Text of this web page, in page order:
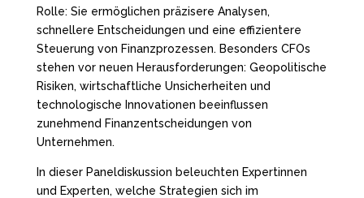
Rolle: Sie ermöglichen präzisere Analysen,
schnellere Entscheidungen und eine effizientere
Steuerung von Finanzprozessen. Besonders CFOs
stehen vor neuen Herausforderungen: Geopolitische
Risiken, wirtschaftliche Unsicherheiten und
technologische Innovationen beeinflussen
zunehmend Finanzentscheidungen von
Unternehmen.
In dieser Paneldiskussion beleuchten Expertinnen
und Experten, welche Strategien sich im